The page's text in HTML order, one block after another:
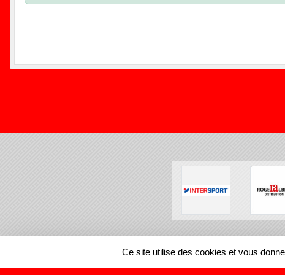
REGIONS
Ce site utilise des cookies et vous